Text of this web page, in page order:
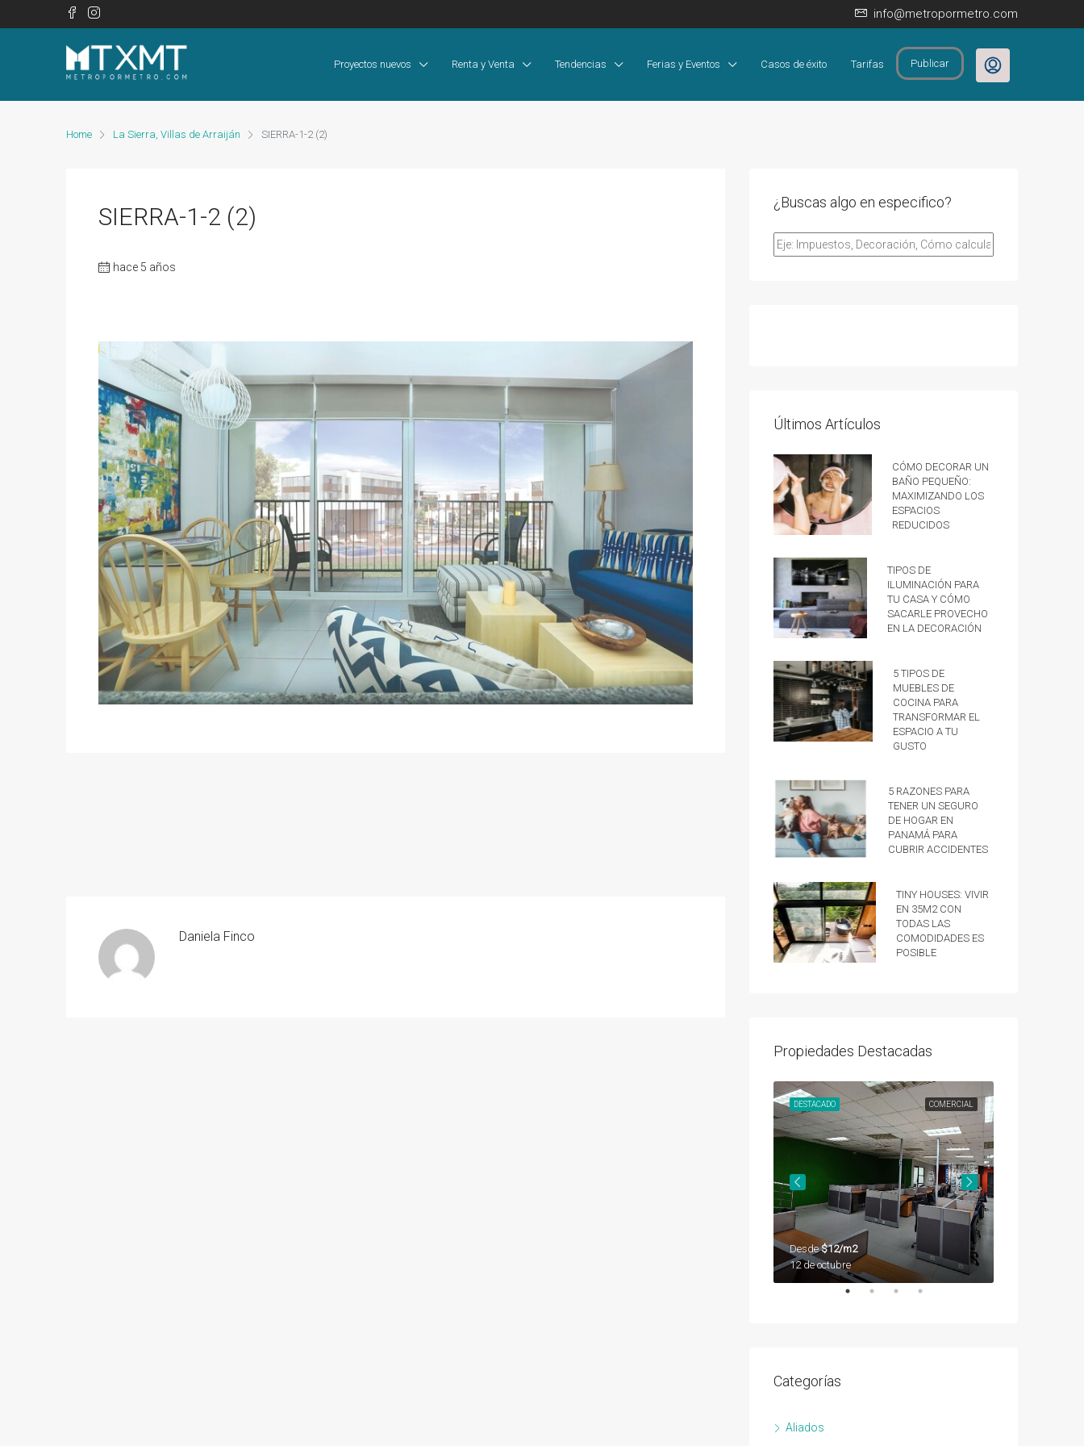
info@metropormetro.com
Proyectos nuevos Renta y Venta Tendencias Ferias y Eventos Casos de éxito Tarifas Publicar
Home La Sierra, Villas de Arraiján SIERRA-1-2 (2)
SIERRA-1-2 (2)
hace 5 años
Daniela Finco
¿Buscas algo en especifico?
Últimos Artículos
Cómo decorar un
baño pequeño:
Maximizando los
espacios
reducidos
Tipos de
iluminación para
tu casa y cómo
sacarle provecho
en la decoración
5 tipos de
muebles de
cocina para
transformar el
espacio a tu
gusto
5 razones para
tener un Seguro
de hogar en
Panamá para
cubrir accidentes
Tiny Houses: vivir
en 35m2 con
todas las
comodidades es
posible
Propiedades Destacadas
COMERCIAL
DESTACADO
Desde$12/m2
12 de octubre
Categorías
Aliados